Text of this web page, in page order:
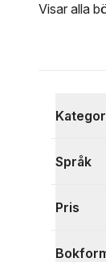
Visar alla
Visa fler
Språk
Pris